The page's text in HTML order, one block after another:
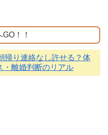
！！
帰り連絡なし許せる？体
・離婚判断のリアル